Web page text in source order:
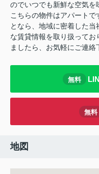
のでいつでも新鮮な空気を
こちらの物件はアパートで
となら、地域に密着した
な賃貸情報を取り扱って
ましたら、お気軽にご連絡
無料
無料
地図